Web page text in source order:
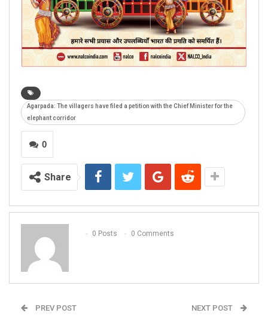
Agarpada: The villagers have filed a petition with the Chief Minister for the
elephant corridor
0
Share
0 Posts 0 Comments
PREV POST NEXT POST